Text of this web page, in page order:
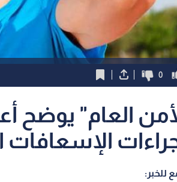
0
العام"
الإسعافات
للخبر: